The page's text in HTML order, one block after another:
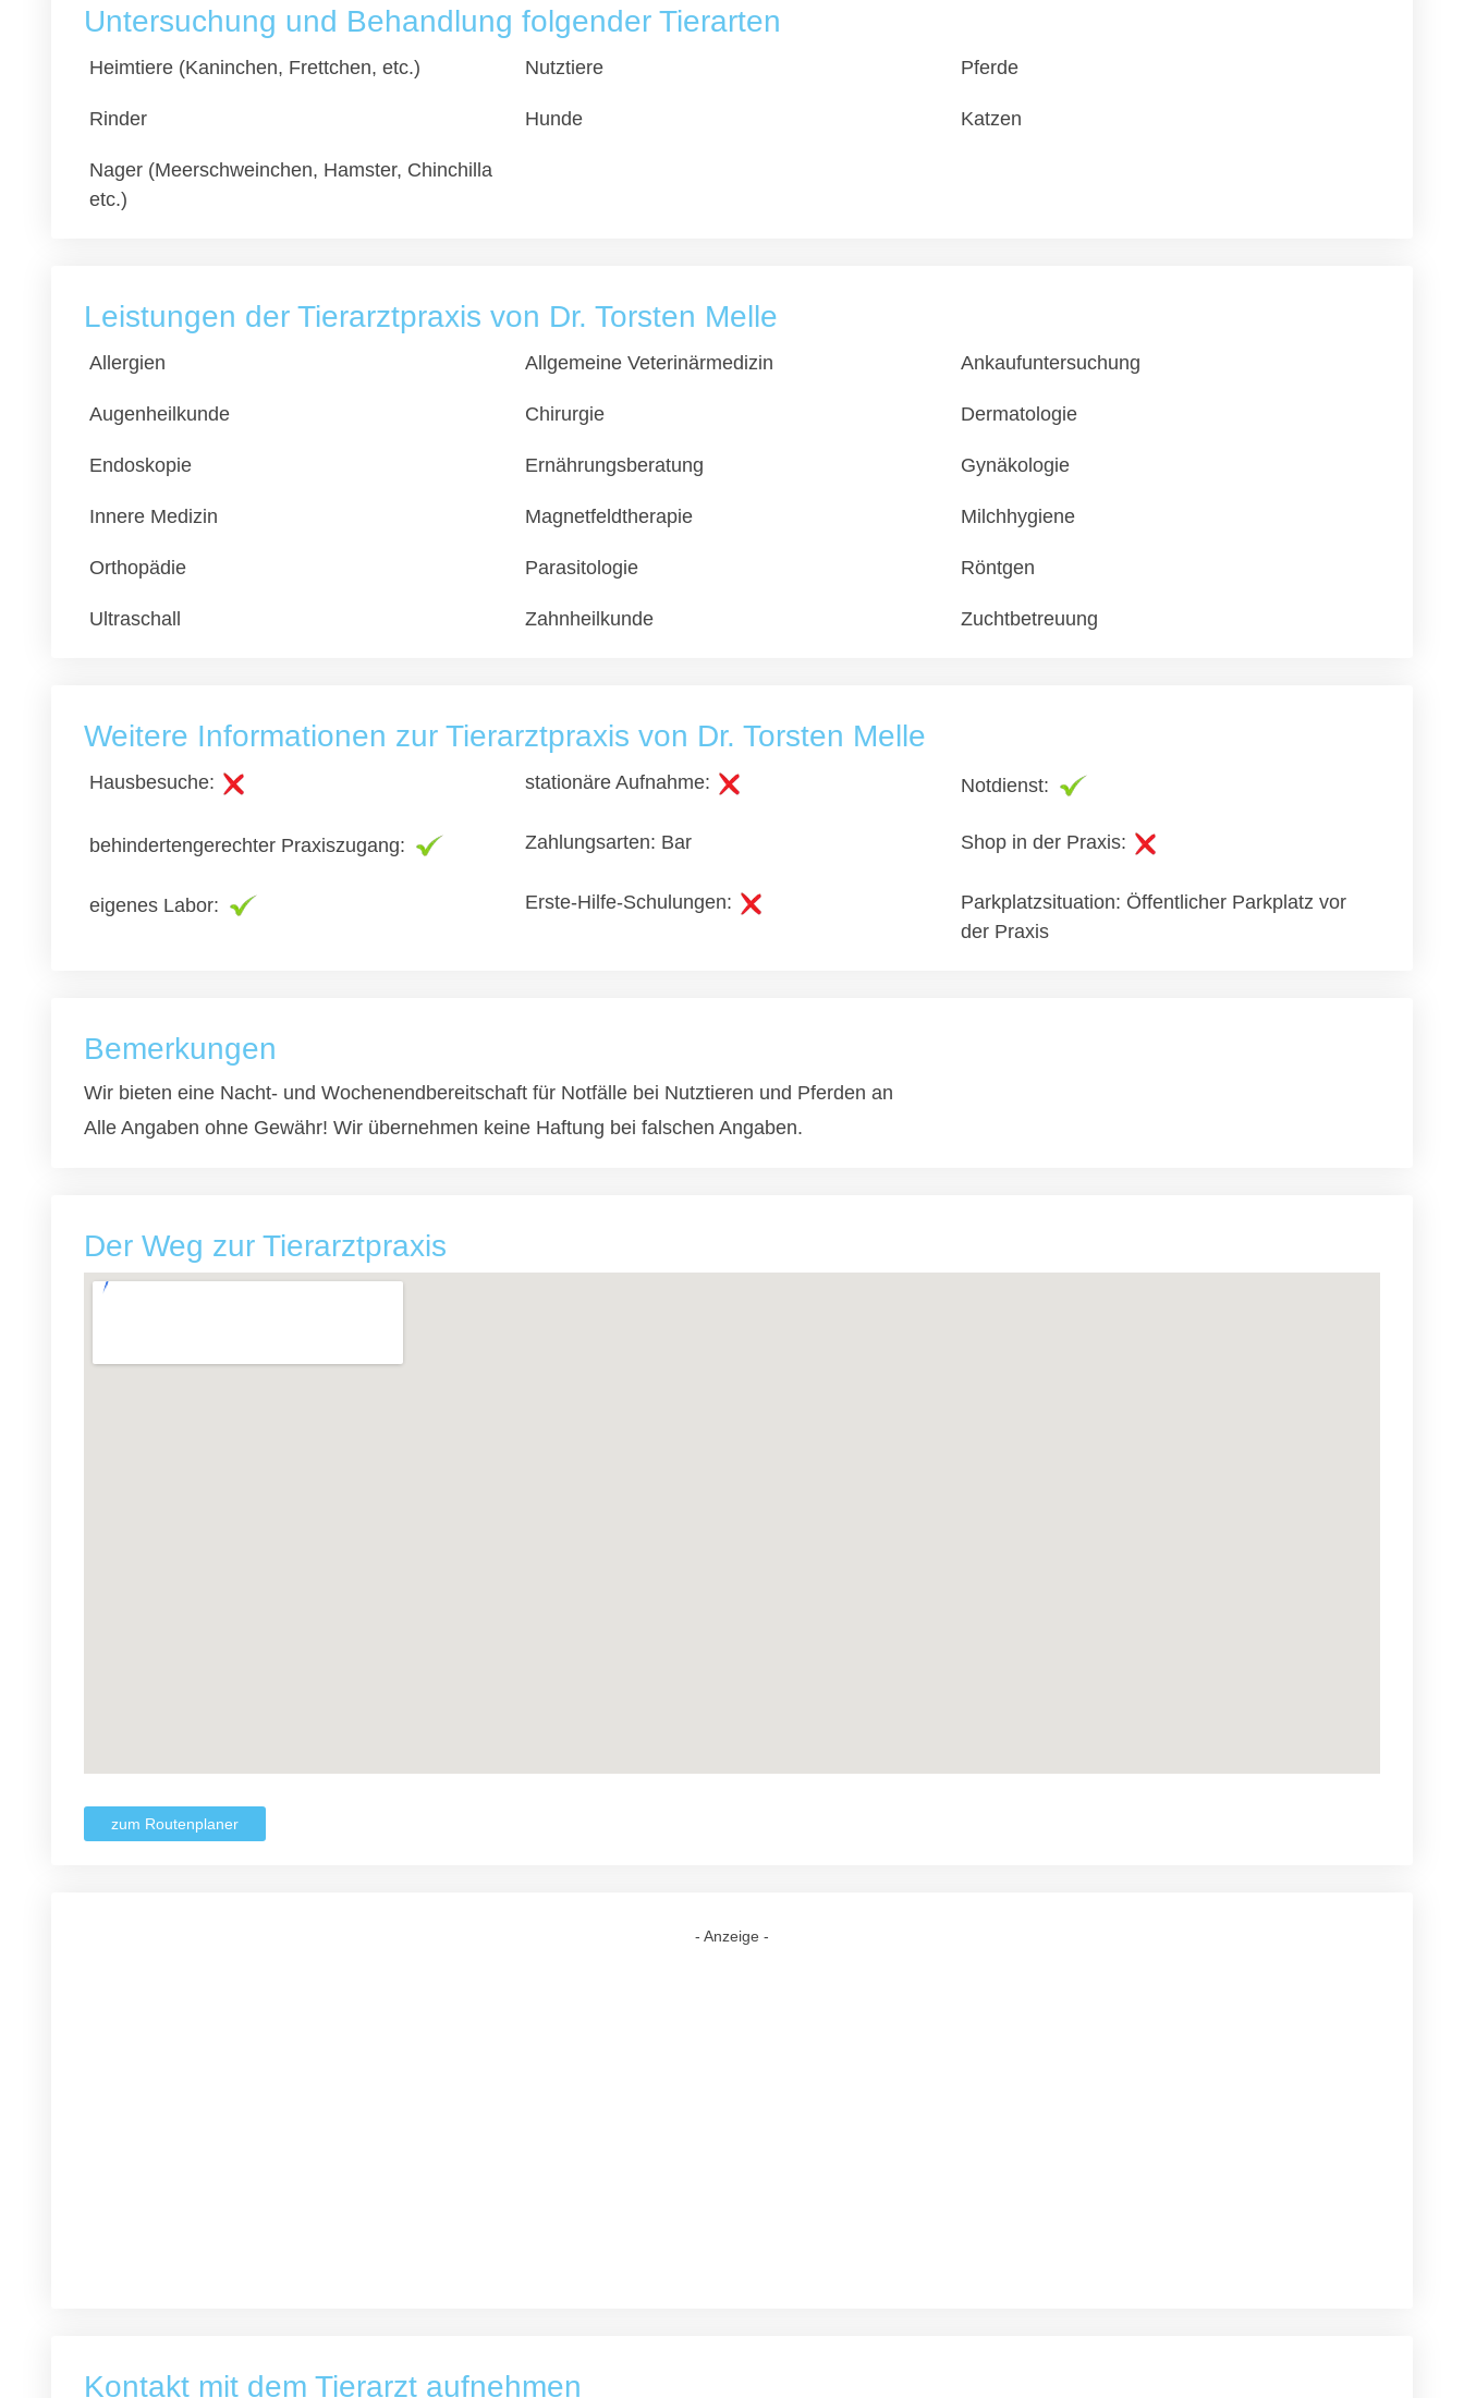
Untersuchung und Behandlung folgender Tierarten
Heimtiere (Kaninchen, Frettchen, etc.) Nutztiere Pferde
Rinder Hunde Katzen
Nager (Meerschweinchen, Hamster, Chinchilla
etc.)
Leistungen der Tierarztpraxis von Dr. Torsten Melle
Allergien Allgemeine Veterinärmedizin Ankaufuntersuchung
Augenheilkunde Chirurgie Dermatologie
Endoskopie Ernährungsberatung Gynäkologie
Innere Medizin Magnetfeldtherapie Milchhygiene
Orthopädie Parasitologie Röntgen
Ultraschall Zahnheilkunde Zuchtbetreuung
Weitere Informationen zur Tierarztpraxis von Dr. Torsten Melle
Hausbesuche: stationäre Aufnahme: Notdienst:
behindertengerechter Praxiszugang: Zahlungsarten: Bar Shop in der Praxis:
eigenes Labor: Erste-Hilfe-Schulungen:
Parkplatzsituation: Öffentlicher Parkplatz vor
der Praxis
Bemerkungen
Wir bieten eine Nacht- und Wochenendbereitschaft für Notfälle bei Nutztieren und Pferden an
Alle Angaben ohne Gewähr! Wir übernehmen keine Haftung bei falschen Angaben.
Der Weg zur Tierarztpraxis
zum Routenplaner
- Anzeige -
Kontakt mit dem Tierarzt aufnehmen